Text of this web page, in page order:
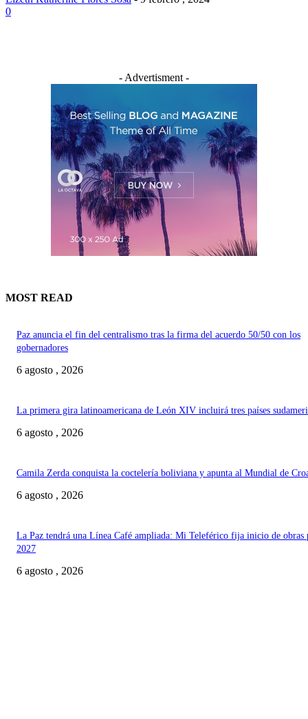
0
- Advertisment -
MOST READ
Paz anuncia el fin del centralismo tras la firma del acuerdo 50/50 con los
gobernadores
6 agosto , 2026
La primera gira latinoamericana de León XIV incluirá tres países
6 agosto , 2026
Camila Zerda conquista la coctelería boliviana y apunta al Mundial de
6 agosto , 2026
La Paz tendrá una Línea Café ampliada: Mi Teleférico fija inicio de obras
2027
6 agosto , 2026